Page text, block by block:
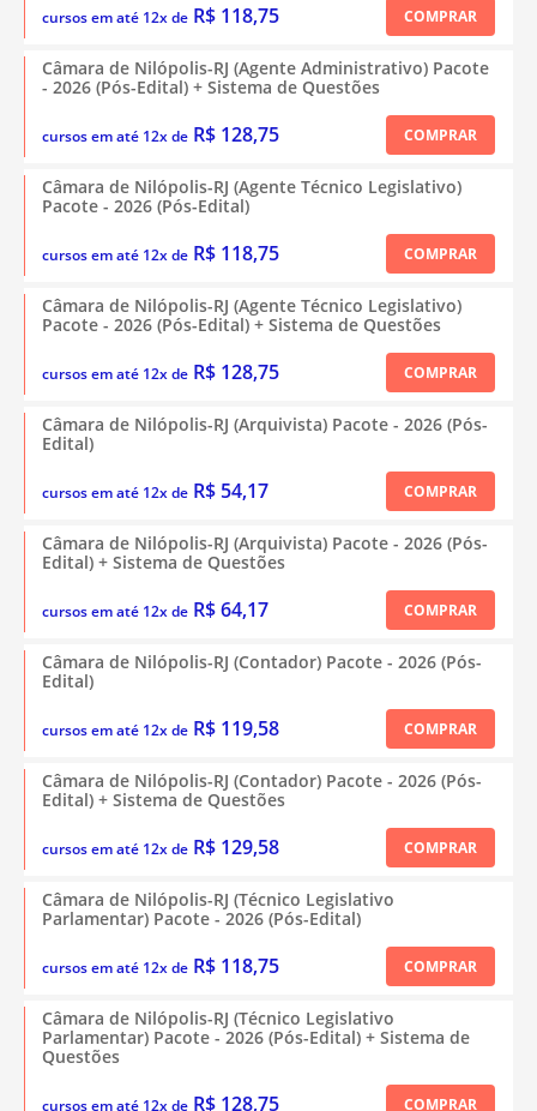
cursos em até 12x de R$ 118,75 COMPRAR
Câmara de Nilópolis-RJ (Agente Administrativo) Pacote
- 2026 (Pós-Edital) + Sistema de Questões
cursos em até 12x de R$ 128,75 COMPRAR
Câmara de Nilópolis-RJ (Agente Técnico Legislativo)
Pacote - 2026 (Pós-Edital)
cursos em até 12x de R$ 118,75 COMPRAR
Câmara de Nilópolis-RJ (Agente Técnico Legislativo)
Pacote - 2026 (Pós-Edital) + Sistema de Questões
cursos em até 12x de R$ 128,75 COMPRAR
Câmara de Nilópolis-RJ (Arquivista) Pacote - 2026 (Pós-
Edital)
cursos em até 12x de R$ 54,17 COMPRAR
Câmara de Nilópolis-RJ (Arquivista) Pacote - 2026 (Pós-
Edital) + Sistema de Questões
cursos em até 12x de R$ 64,17 COMPRAR
Câmara de Nilópolis-RJ (Contador) Pacote - 2026 (Pós-
Edital)
cursos em até 12x de R$ 119,58 COMPRAR
Câmara de Nilópolis-RJ (Contador) Pacote - 2026 (Pós-
Edital) + Sistema de Questões
cursos em até 12x de R$ 129,58 COMPRAR
Câmara de Nilópolis-RJ (Técnico Legislativo
Parlamentar) Pacote - 2026 (Pós-Edital)
cursos em até 12x de R$ 118,75 COMPRAR
Câmara de Nilópolis-RJ (Técnico Legislativo
Parlamentar) Pacote - 2026 (Pós-Edital) + Sistema de
Questões
cursos em até 12x de R$ 128,75 COMPRAR